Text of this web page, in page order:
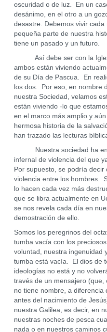
oscuridad o de luz. En un
desánimo, en el otro a un
desastre. Debemos vivir
pequeña parte de nuestra
tiene un pasado y un futuro.
Así debe ser con la
ambos están viviendo
de su Día de Pascua. En
los dos. Por eso, en nombre
nuestra Sociedad, velamos
están viviendo -lo que
en el marco más amplio y
hermosa historia de la
han trazado las lecturas
Nuestra sociedad ha
infernal de violencia del que
Por supuesto, se podría
violencia entre los hombres.
lo hacen cada vez más
que se libra actualmente en
se nos revela cada día en
demostración de ello.
Somos los peregrinos del
tumba vacía con los
voluntad, nuestra ingenuidad
tumba está vacía. El dios de
ideologías no está y no
través de un mensajero (que,
no tiene nombre, a diferencia
antes del nacimiento de
nuestra Galilea, es decir, en
nuestras noches de pesca
nada o en nuestros caminos